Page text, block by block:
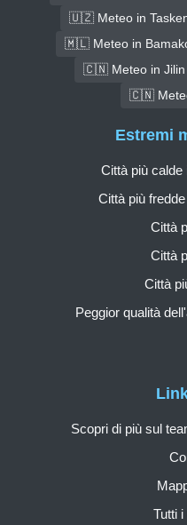
🇺🇿 Meteo in
🇲🇱 Meteo in
🇨🇳 Meteo in Jilin
🇨🇳
Scopri di più sul
Tutti i
Estremi
Città più
Città più
Città
Città
Città
Peggior qualità